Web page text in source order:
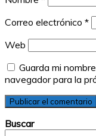
Correo electrónico *
Web
Guarda mi
navegador para la
Buscar